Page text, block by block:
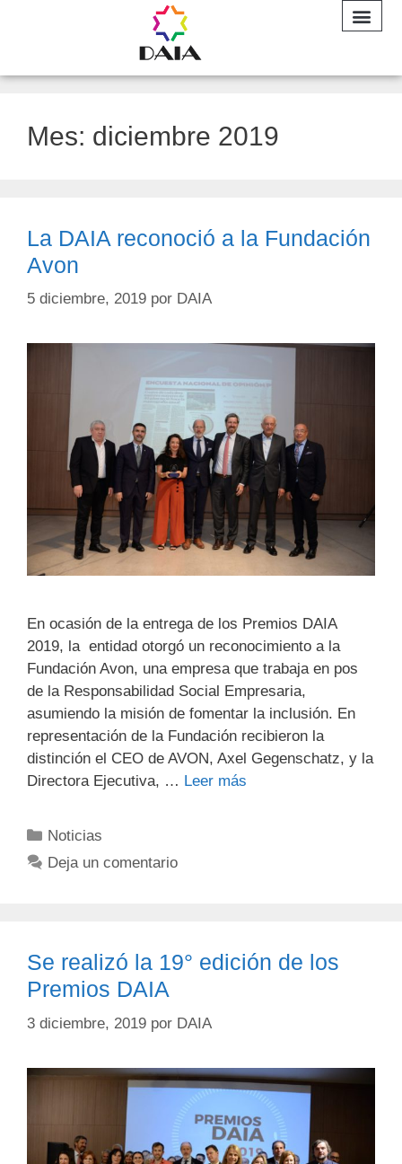
Mes: diciembre 2019
La DAIA reconoció a la Fundación
Avon
5 diciembre, 2019 por DAIA
En ocasión de la entrega de los Premios DAIA
2019, la entidad otorgó un reconocimiento a la
Fundación Avon, una empresa que trabaja en pos
de la Responsabilidad Social Empresaria,
asumiendo la misión de fomentar la inclusión. En
representación de la Fundación recibieron la
distinción el CEO de AVON, Axel Gegenschatz, y la
Directora Ejecutiva, … Leer más
Noticias
Deja un comentario
Se realizó la 19° edición de los
Premios DAIA
3 diciembre, 2019 por DAIA